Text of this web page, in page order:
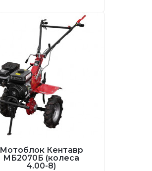
Мотоблок Кентавр
МБ2070Б (колеса
4.00-8)